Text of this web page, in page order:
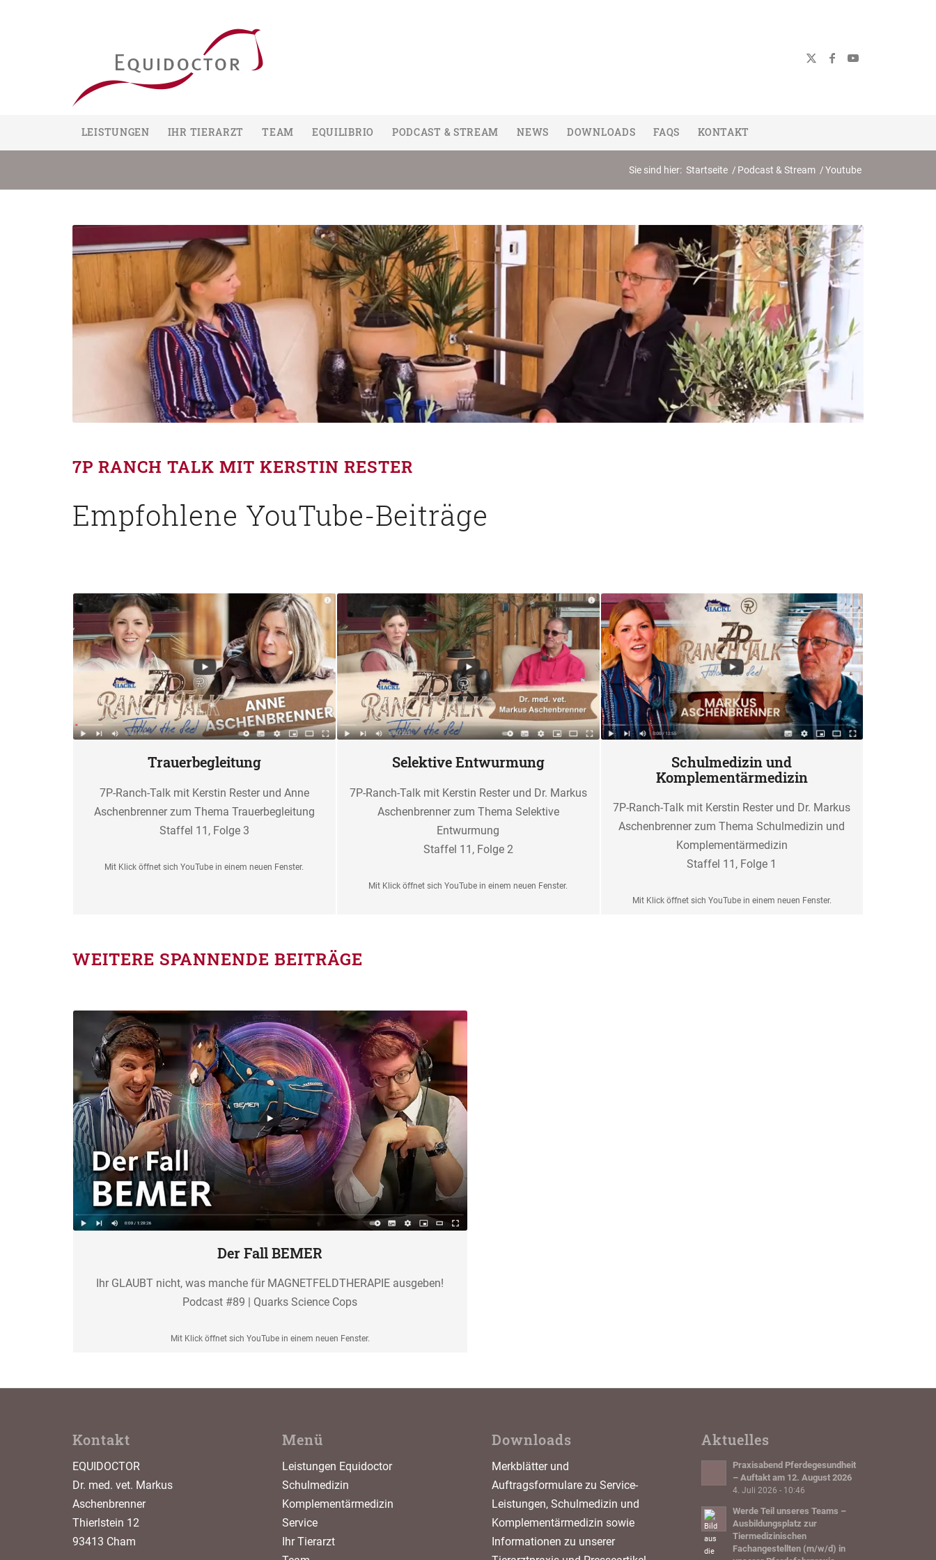
LEISTUNGEN IHR TIERARZT TEAM EQUILIBRIO PODCAST & STREAM NEWS DOWNLOADS FAQS KONTAKT
Sie sind hier: Startseite / Podcast & Stream / Youtube
7P RANCH TALK MIT KERSTIN RESTER
Empfohlene YouTube-Beiträge
Trauerbegleitung
7P-Ranch-Talk mit Kerstin Rester und Anne
Aschenbrenner zum Thema Trauerbegleitung
Staffel 11, Folge 3
Mit Klick öffnet sich YouTube in einem neuen Fenster.
Selektive Entwurmung
7P-Ranch-Talk mit Kerstin Rester und Dr. Markus
Aschenbrenner zum Thema Selektive
Entwurmung
Staffel 11, Folge 2
Mit Klick öffnet sich YouTube in einem neuen Fenster.
Schulmedizin und
Komplementärmedizin
7P-Ranch-Talk mit Kerstin Rester und Dr. Markus
Aschenbrenner zum Thema Schulmedizin und
Komplementärmedizin
Staffel 11, Folge 1
Mit Klick öffnet sich YouTube in einem neuen Fenster.
WEITERE SPANNENDE BEITRÄGE
Der Fall BEMER
Ihr GLAUBT nicht, was manche für MAGNETFELDTHERAPIE ausgeben!
Podcast #89 | Quarks Science Cops
Mit Klick öffnet sich YouTube in einem neuen Fenster.
Kontakt
EQUIDOCTOR
Dr. med. vet. Markus
Aschenbrenner
Thierlstein 12
93413 Cham
Menü
Leistungen Equidoctor
Schulmedizin
Komplementärmedizin
Service
Ihr Tierarzt
Downloads
Merkblätter und
Auftragsformulare zu Service-
Leistungen, Schulmedizin und
Komplementärmedizin sowie
Informationen zu unserer
Aktuelles
Praxisabend Pferdegesundheit
– Auftakt am 12. August 2026
4. Juli 2026 - 10:46
Werde Teil unseres Teams –
Ausbildungsplatz zur
Tiermedizinischen
Fachangestellten (m/w/d) in